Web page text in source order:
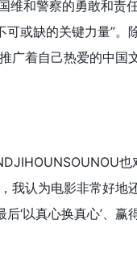
维和警察的勇敢和责
或缺的关键力量”。
广着自己热爱的中国
也
我认为电影非常好地
‘以真心换真心’、赢